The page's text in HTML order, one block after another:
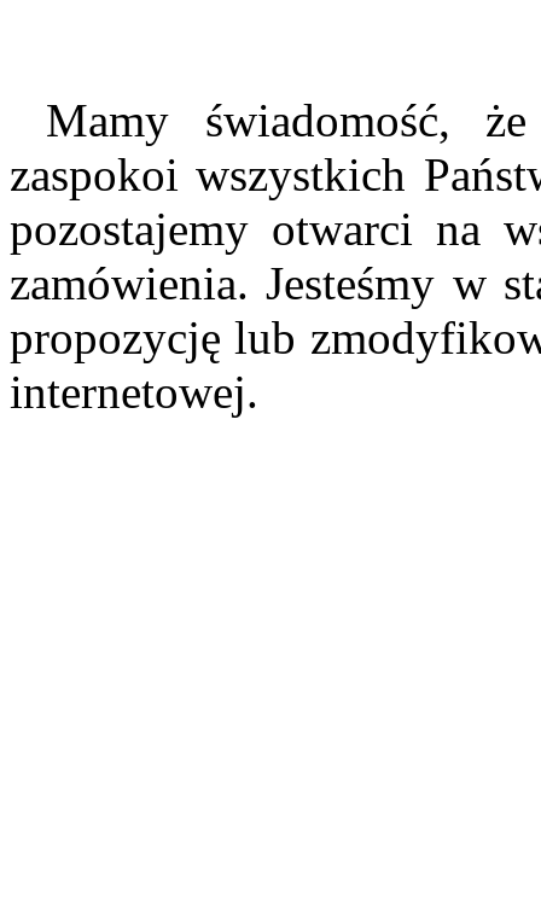
Mamy świadomość,
zaspokoi wszystkich
pozostajemy otwarci na
zamówienia. Jesteśmy w
propozycję lub
internetowej.